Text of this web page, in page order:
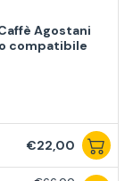
Agostani
compatibile
€22,00